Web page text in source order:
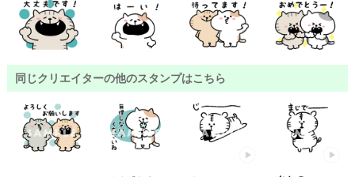
同じクリエイターの他のスタンプはこちら